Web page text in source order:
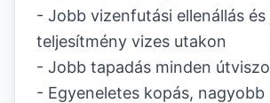
- Jobb vizenfutási ellenállás
teljesítmény vizes utakon
- Jobb tapadás minden
- Egyeneletes kopás, nagyobb